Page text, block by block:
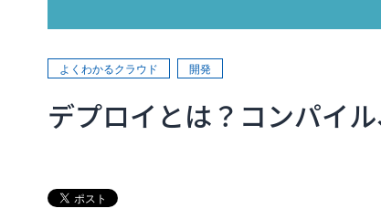
よくわかるクラウド 開発
デプロイとは？コンパイ